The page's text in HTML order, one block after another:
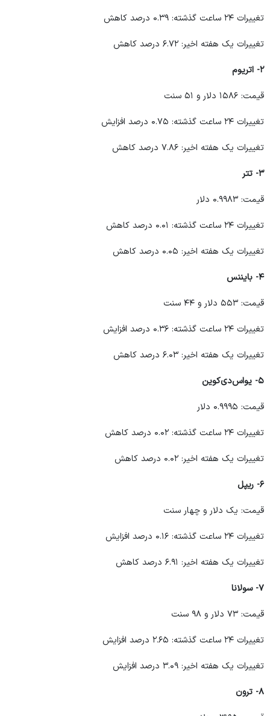
تغییرات ۲۴ ساعت گذشته: ۰.۳۹ درصد کاهش
تغییرات یک هفته اخیر: ۶.۷۲ درصد کاهش
۲- اتریوم
قیمت: ۱۵۸۶ دلار و ۵۱ سنت
تغییرات ۲۴ ساعت گذشته: ۰.۷۵ درصد افزایش
تغییرات یک هفته اخیر: ۷.۸۶ درصد کاهش
۳- تتر
قیمت: ۰.۹۹۸۳ دلار
تغییرات ۲۴ ساعت گذشته: ۰.۰۱ درصد کاهش
تغییرات یک هفته اخیر: ۰.۰۵ درصد کاهش
۴- بایننس‌
قیمت: ۵۵۳ دلار و ۴۴ سنت
تغییرات ۲۴ ساعت گذشته: ۰.۳۶ درصد افزایش
تغییرات یک هفته اخیر: ۶.۰۳ درصد کاهش
۵- یواس‌دی‌کوین
قیمت: ۰.۹۹۹۵ دلار
تغییرات ۲۴ ساعت گذشته: ۰.۰۲ درصد کاهش
تغییرات یک هفته اخیر: ۰.۰۲ درصد کاهش
۶- ریپل
قیمت: یک دلار و چهار سنت
تغییرات ۲۴ ساعت گذشته: ۰.۱۶ درصد افزایش
تغییرات یک هفته اخیر: ۶.۹۱ درصد کاهش
۷- سولانا
قیمت: ۷۳ دلار و ۹۸ سنت
تغییرات ۲۴ ساعت گذشته: ۲.۶۵ درصد افزایش
تغییرات یک هفته اخیر: ۳.۰۹ درصد افزایش
۸- ترون